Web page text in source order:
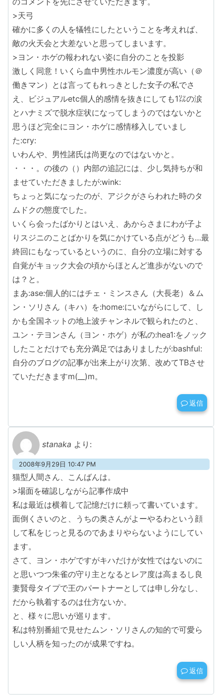
>天弓
確かに多くの人を犠牲にしたということを考えれば、
敵の火天会と大差ないと思ってしまいます。
>ヨン・ホゲの報われない姿に自分のことを投影
激しく同意！いくら血中男性ホルモン濃度が高い（＠
働きマン）とは言ってもれっきとした女子の私でさ
え、ビジュアルetc個人的感情を抜きにしても1㍑の涙
とハナミズで脱水症状になってしまうのではないかと
思うほど完全にヨン・ホゲに感情移入していまし
た:cry:
いわんや、男性諸氏は尚更なのではないかと。
・・・。の後の（）内部の追記には、少し気持ちが和
ませていただきましたが:wink:
ちょっと気になったのが、アジクがさらわれた時のタ
ムドクの態度でした。
いくら会ったばかりとはいえ、あからさまにわが子よ
りスジニのことばかりを気にかけている点がどうも…最
終回にもなっているというのに、自分の立場に対する
自覚がキョック大会の頃からほとんど進歩がないので
は？と。
まあ:ase:個人的にはチェ・ミンスさん（大長老）＆ム
ン・ソリさん（キハ）を:home:にいながらにして、し
かも全国ネットの地上波チャンネルで観られたのと、
ユン・テヨンさん（ヨン・ホゲ）が私の:hea1:をノック
したことだけでも充分満足ではありましたが:bashful:
自分のブログの記事が出来上がり次第、改めてTBさせ
ていただきますm(__)m。
返信
stanaka より:
2008年9月29日 10:47 PM
猫型人間さん、こんばんは。
>場面を確認しながら記事作成中
私は最近は横着して記憶だけに頼って書いています。
面倒くさいのと、うちの奥さんがよーやるわという顔
して私をじっと見るのであまりやらないようにしてい
ます。
さて、ヨン・ホゲですがキハだけが女性ではないのに
と思いつつ朱雀の守り主となるとレア度は高まるし良
妻賢母タイプで王のパートナーとしては申し分なし、
だから執着するのは仕方ないか。
と、様々に思いが巡ります。
私は特別番組で見せたムン・ソリさんの知的で可愛ら
しい人柄を知ったのが成果ですね。
返信